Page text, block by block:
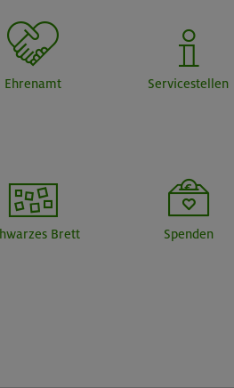
Ehrenamt Servicestellen
Brett Spenden